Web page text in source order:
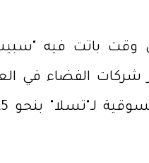
وقت باتت فيه
شركات الفضاء في